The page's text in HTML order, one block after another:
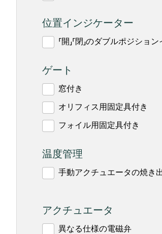
位置インジケーター
「開」「閉」のダブルポジショ
ゲート
窓付き
オリフィス用固定具付き
フォイル用固定具付き
温度管理
手動アクチュエータの焼
アクチュエータ
異なる仕様の電磁弁